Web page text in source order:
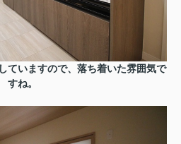
ていますので、落ち着いた雰囲気で
すね。